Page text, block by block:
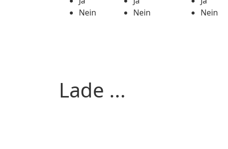
Nein
Nein
Nein
Lade ...